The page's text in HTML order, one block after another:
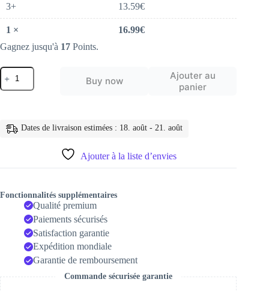
3+ 13.59€
1 × 16.99€
Gagnez jusqu'à 17 Points.
quantité
de
Cable
14
XR
chargeur
données
rapide
Buy now
Ajouter au
panier
Dates de livraison estimées : 18. août - 21. août
Ajouter à la liste d’envies
Fonctionnalités supplémentaires
Qualité premium
Paiements sécurisés
Satisfaction garantie
Expédition mondiale
Garantie de remboursement
Commande sécurisée garantie